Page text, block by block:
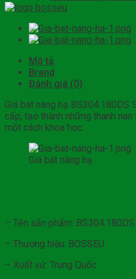
Mô tả
Brand
Đánh giá (0)
Giá bát nâng hạ
cấp, tạo thành những thanh
một cách khoa học.
Giá bát nâng hạ
– Tên sản phẩm: BS304.180DS
– Thương hiệu: BOSSEU
– Xuất xứ: Trung Quốc